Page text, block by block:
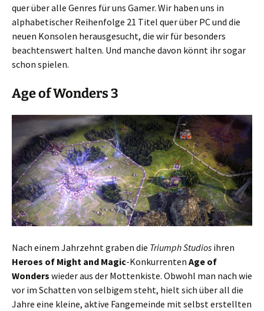
quer über alle Genres für uns Gamer. Wir haben uns in
alphabetischer Reihenfolge 21 Titel quer über PC und die
neuen Konsolen herausgesucht, die wir für besonders
beachtenswert halten. Und manche davon könnt ihr sogar
schon spielen.
Age of Wonders 3
Nach einem Jahrzehnt graben die Triumph Studios ihren
Heroes of Might and Magic-Konkurrenten Age of
Wonders wieder aus der Mottenkiste. Obwohl man nach wie
vor im Schatten von selbigem steht, hielt sich über all die
Jahre eine kleine, aktive Fangemeinde mit selbst erstellten